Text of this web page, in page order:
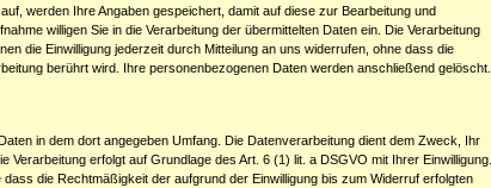
werden Ihre Angaben gespeichert, damit auf diese zur Bearbeitung und
willigen Sie in die Verarbeitung der übermittelten Daten ein. Die Verarbeitung
die Einwilligung jederzeit durch Mitteilung an uns widerrufen, ohne dass die
berührt wird. Ihre personenbezogenen Daten werden anschließend gelöscht.
in dem dort angegeben Umfang. Die Datenverarbeitung dient dem Zweck, Ihr
erfolgt auf Grundlage des Art. 6 (1) lit. a DSGVO mit Ihrer Einwilligung.
die Rechtmäßigkeit der aufgrund der Einwilligung bis zum Widerruf erfolgten